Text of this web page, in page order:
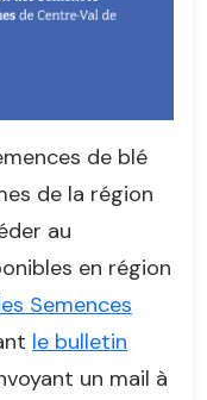
de blé
de la région
au
en région
Semences
le bulletin
un mail à